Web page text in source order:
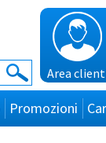
Area
Promozioni